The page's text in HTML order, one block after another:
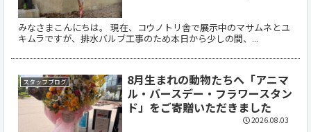
みなさまこんにちは。 現在、コウノトリ舎で展示中のマサムネとユ
キムラですが、排水バルブ工事のため本日から少しの間、...
スタッフブログ
8月生まれの動物たちへ「アニマ
ル・バースデー・フラワースタン
ド」をご寄贈いただきました
2026.08.03